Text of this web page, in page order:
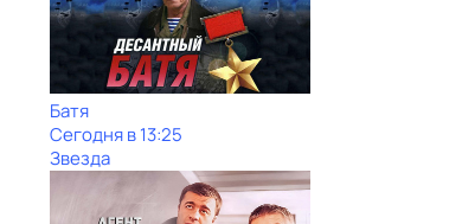
Батя
Сегодня в 13:25
Звезда